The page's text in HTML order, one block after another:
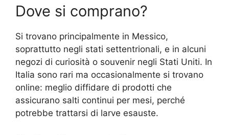
Dove si comprano?
Si trovano principalmente in Messico,
soprattutto negli stati settentrionali, e in alcuni
negozi di curiosità o souvenir negli Stati Uniti. In
Italia sono rari ma occasionalmente si trovano
online: meglio diffidare di prodotti che
assicurano salti continui per mesi, perché
potrebbe trattarsi di larve esauste.